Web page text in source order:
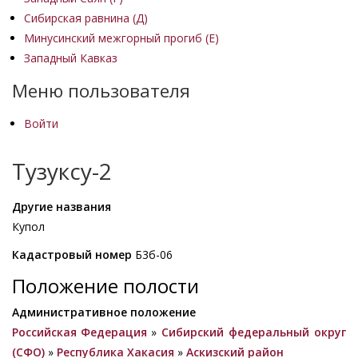
Сибирская равнина (Д)
Минусинский межгорный прогиб (Е)
Западный Кавказ
Меню пользователя
Войти
Тузуксу-2
Другие названия
Купол
Кадастровый номер Б3б-06
Положение полости
Административное положение
Российская Федерация » Сибирский федеральный округ
(СФО) » Республика Хакасия » Аскизский район